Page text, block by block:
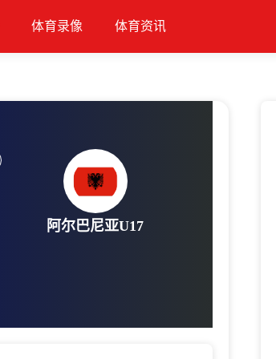
体育录像 体育资讯
阿尔巴尼亚U17